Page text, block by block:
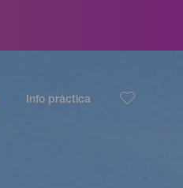
Info práctica